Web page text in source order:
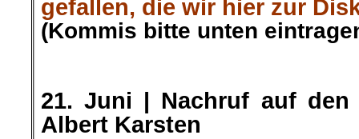
gefallen, die wir hier zur
(Kommis bitte unten
21. Juni | Nachruf auf den
Albert Karsten